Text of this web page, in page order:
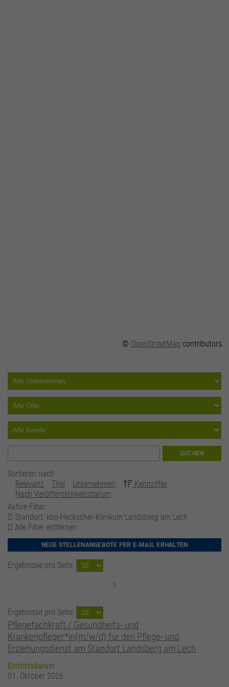
© OpenStreetMap contributors.
SUCHEN
Sortieren nach
Relevanz
Titel Unternehmen
Kennziffer
Nach Veröffentlichkeitsdatum
Aktive Filter:
Standort: kbo-Heckscher-Klinikum Landsberg am Lech
Alle Filter entfernen
NEUE STELLENANGEBOTE PER E-MAIL ERHALTEN
Ergebnisse pro Seite:
1
Ergebnisse pro Seite:
Pflegefachkraft / Gesundheits- und
Krankenpfleger*in(m/w/d) für den Pflege- und
Erziehungsdienst am Standort Landsberg am Lech
Eintrittsdatum
01. Oktober 2026